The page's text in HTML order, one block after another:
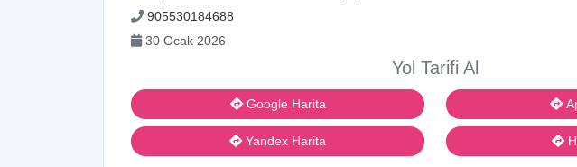
905530184688
30 Ocak 2026
Yol Tarifi Al
Google Harita
Yandex Harita